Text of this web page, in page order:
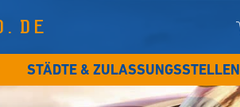
STÄDTE & ZULASSUNGSSTELLEN